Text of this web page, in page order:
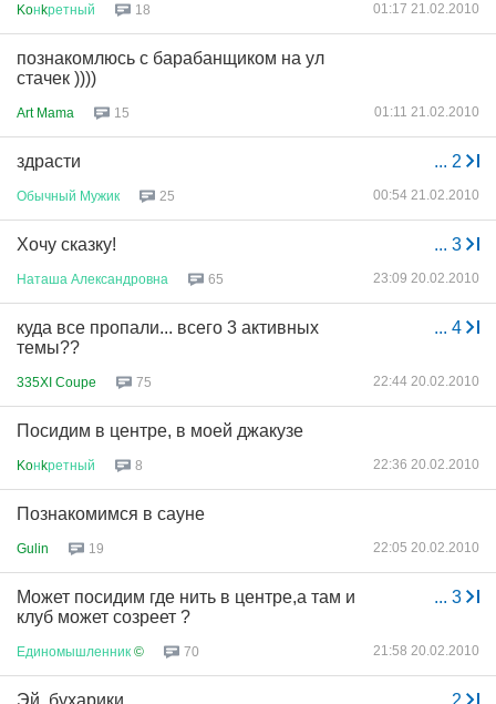
Koнkретный 18 01:17 21.02.2010
познакомлюсь с барабанщиком на ул
стачек ))))
Art Mama 15 01:11 21.02.2010
... 2
здрасти
Обычный Мужик 25 00:54 21.02.2010
... 3
Хочу сказку!
Наташа Александровна 65 23:09 20.02.2010
... 4
куда все пропали... всего 3 активных
темы??
335XI Coupe 75 22:44 20.02.2010
Посидим в центре, в моей джакузе
Koнkретный 8 22:36 20.02.2010
Познакомимся в сауне
Gulin 19 22:05 20.02.2010
... 3
Может посидим где нить в центре,а там и
клуб может созреет ?
Единомышленник © 70 21:58 20.02.2010
2
Эй, бухарики